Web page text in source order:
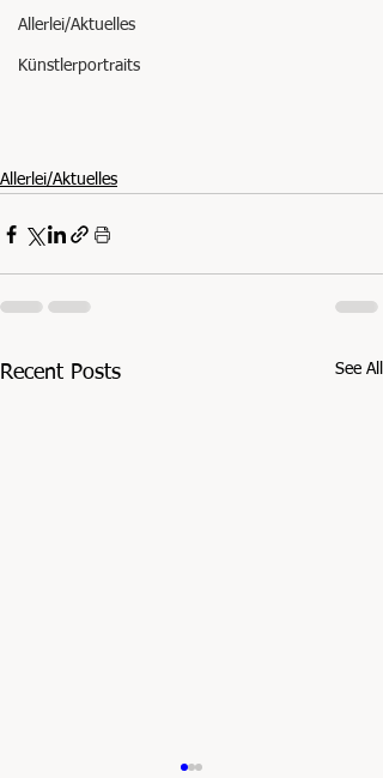
Allerlei/Aktuelles
Künstlerportraits
Allerlei/Aktuelles
Recent Posts See All